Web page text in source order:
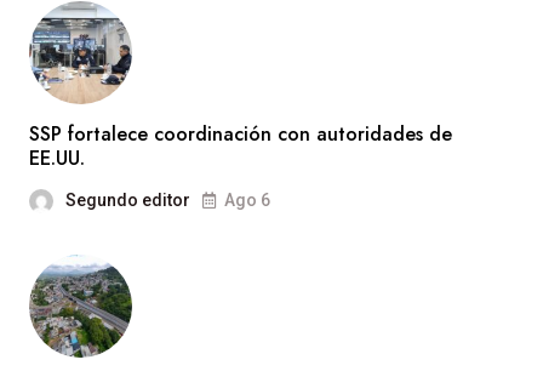
SSP fortalece coordinación con autoridades de
EE.UU.
Segundo editor Ago 6